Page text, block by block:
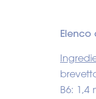
Elenco
B6: 1,4